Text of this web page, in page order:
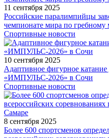
11 сентября 2025
Российские паралимпийцы
чемпионате мира по гребному
Спортивные новости
10 сентября 2025
Адаптивное фигурное
«ИМПУЛЬС-2026» в Сочи
Спортивные новости
8 сентября 2025
Более 600 спортсменов